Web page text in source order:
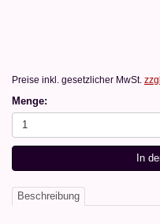
Preise inkl. gesetzlicher MwSt.
Menge:
1
In
Beschreibung